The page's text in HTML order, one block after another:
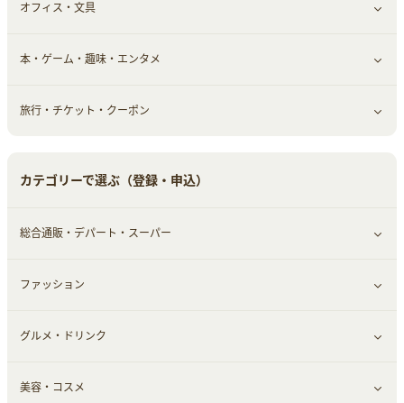
脱毛用品
美容食品
日用品・薬局・からだ
お役立ち
生活雑貨・家具インテリア
赤ちゃん・こども・マタニティ
ギフト・贈答品
フラワー
すべて見る
習い事・学習・学校
オフィス・文具
すべて見る
オフィス・文具
本・ゲーム・趣味・エンタメ
すべて見る
旅行・チケット・クーポン
カテゴリーで選ぶ（登録・申込）
総合通販・デパート・スーパー
すべて見る
総合通販
ファッション
すべて見る
ファッション
グルメ・ドリンク
すべて見る
美容・コスメ